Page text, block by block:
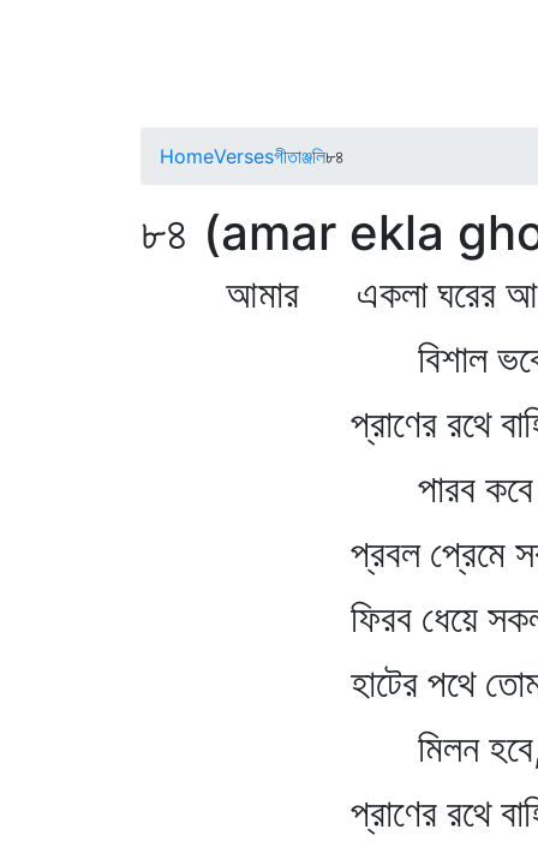
HomeVersesগীতাঞ্জলি৮৪
৮৪ (amar ekla
আমার একলা ঘরের
বিশাল
প্রাণের রথে
পারব
প্রবল প্রেমে
ফিরব ধেয়ে সকল
হাটের পথে তোমার
মিলন
প্রাণের রথে